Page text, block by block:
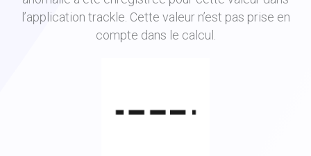
l’application trackle. Cette valeur n’est pas prise en
compte dans le calcul.